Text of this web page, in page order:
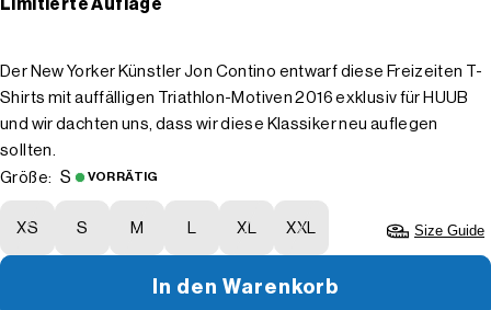
Limitierte Auflage
Der New Yorker Künstler Jon Contino entwarf diese Freizeiten T-
Shirts mit auffälligen Triathlon-Motiven 2016 exklusiv für HUUB
und wir dachten uns, dass wir diese Klassiker neu auflegen
sollten.
Größe:
S VORRÄTIG
XS S M L XL XXL Size Guide
In den Warenkorb